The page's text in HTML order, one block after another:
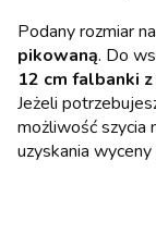
Podany rozmiar
pikowaną. Do
12 cm falbanki
Jeżeli
możliwość szycia
uzyskania